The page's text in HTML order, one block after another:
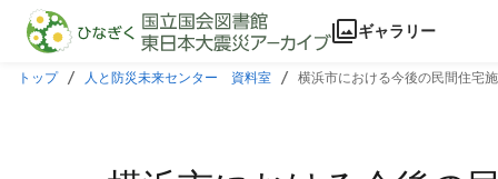
本文に飛ぶ
ギャラリー
トップ 人と防災未来センター 資料室 横浜市における今後の民間住宅